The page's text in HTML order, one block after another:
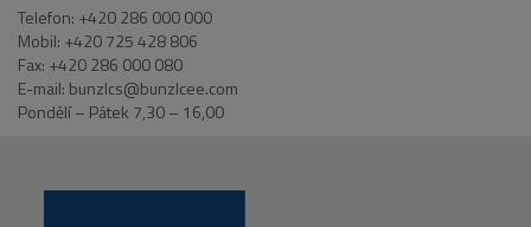
Telefon: +420 286 000 000
Mobil: +420 725 428 806
Fax: +420 286 000 080
E-mail: bunzlcs@bunzlcee.com
Pondělí – Pátek 7,30 – 16,00